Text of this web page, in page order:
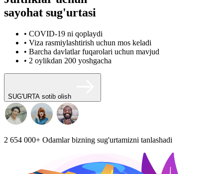
sayohat sug'urtasi
• COVID-19 ni qoplaydi
• Viza rasmiylashtirish uchun mos keladi
• Barcha davlatlar fuqarolari uchun mavjud
• 2 oylikdan 200 yoshgacha
SUG'URTA sotib olish
2 654 000+ Odamlar bizning sug'urtamizni tanlashadi